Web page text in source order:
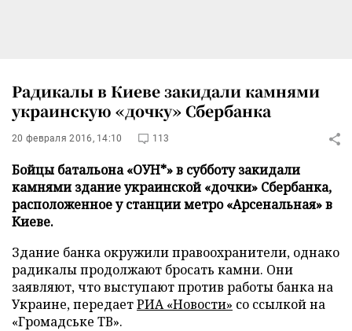
Радикалы в Киеве закидали камнями
украинскую «дочку» Сбербанка
20 февраля 2016, 14:10 113
Бойцы батальона «ОУН*» в субботу закидали
камнями здание украинской «дочки» Сбербанка,
расположенное у станции метро «Арсенальная» в
Киеве.
Здание банка окружили правоохранители, однако
радикалы продолжают бросать камни. Они
заявляют, что выступают против работы банка на
Украине, передаетРИА «Новости» со ссылкой на
«Громадське ТВ».